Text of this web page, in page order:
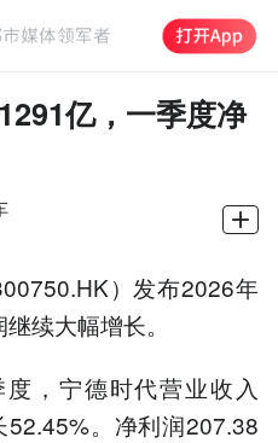
亿，一季度净
）发布2026年
续大幅增长。
，宁德时代营业收入
。净利润207.38